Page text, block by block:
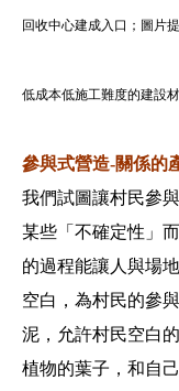
回收中心建成入口；圖片
低成本低施工難度的建設
參與式營造-關係的
我們試圖讓村民參
某些「不確定性」
的過程能讓人與場
空白，為村民的參
泥，允許村民空白
植物的葉子，和自